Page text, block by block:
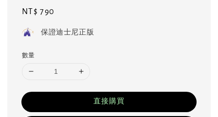
Regular
NT$ 790
保證迪士尼正版
數量
直接購買